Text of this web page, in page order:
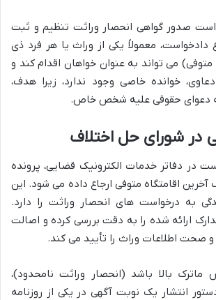
صدور گواهی انحصار وراثت تنظیم و ثبت
معمولاً یکی از وراث یا هر فرد ذی
متوفی) می تواند به عنوان خواهان اقدام کند و
خوانده خاصی وجود ندارد، زیرا هدف،
دعوای حقوقی علیه شخص خاص.
در دفاتر خدمات الکترونیک قضایی، پرونده
اقامتگاه متوفی ارجاع داده می شود. این
به درخواست های انحصار وراثت را دارد.
ارائه شده را به دقت بررسی کرده و اصالت
صحت اطلاعات وراث را تأیید می کند.
ماترک بالا باشد (انحصار وراثت نامحدود)،
انتشار یک نوبت آگهی در یکی از روزنامه